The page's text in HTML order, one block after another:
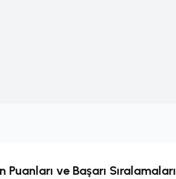
Puanları ve Başarı Sıralamaları